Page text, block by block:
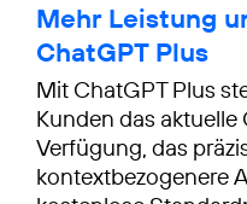
Mehr Leistung
ChatGPT Plus
Mit ChatGPT Plus
Kunden das
Verfügung, das
kontextbezogenere